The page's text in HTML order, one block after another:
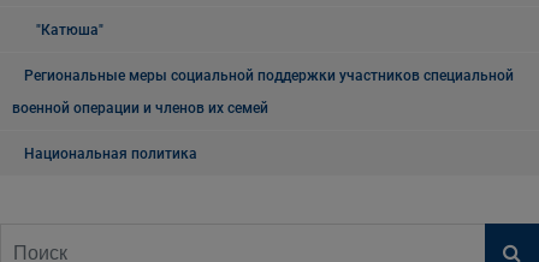
"Катюша"
Региональные меры социальной поддержки участников специальной
военной операции и членов их семей
Национальная политика